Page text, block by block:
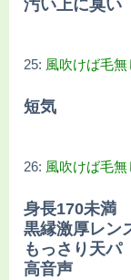
汚い上に臭い
25: 風吹けば毛無
短気
26: 風吹けば毛無
身長170未満
黒縁激厚レン
もっさり天パ
高音声